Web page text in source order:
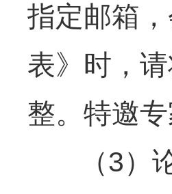
指定邮箱
表》时，
整。特邀
（3）论